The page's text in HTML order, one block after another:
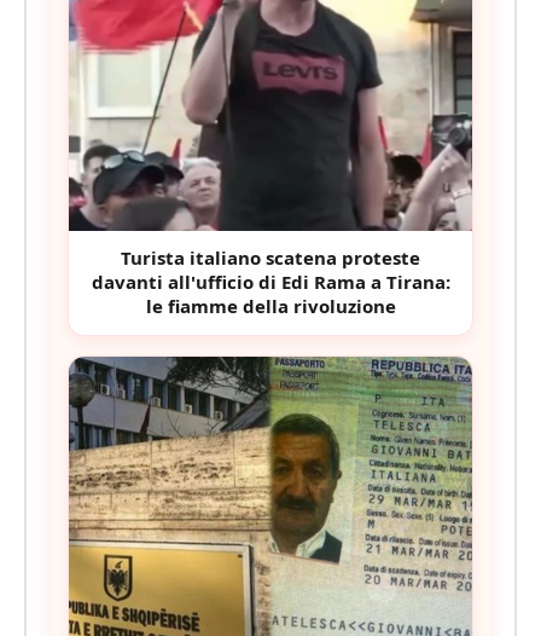
Turista italiano scatena proteste
davanti all'ufficio di Edi Rama a Tirana:
le fiamme della rivoluzione